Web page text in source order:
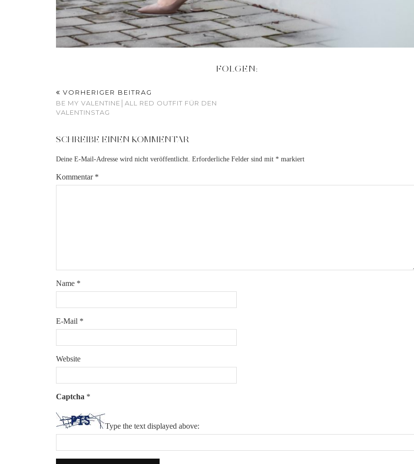
FOLGEN:
VORHERIGER BEITRAG
BE MY VALENTINE│ALL RED OUTFIT FÜR DEN
VALENTINSTAG
SCHREIBE EINEN KOMMENTAR
Deine E-Mail-Adresse wird nicht veröffentlicht. Erforderliche Felder sind mit * markiert
Kommentar *
Name *
E-Mail *
Website
Captcha *
Type the text displayed above: